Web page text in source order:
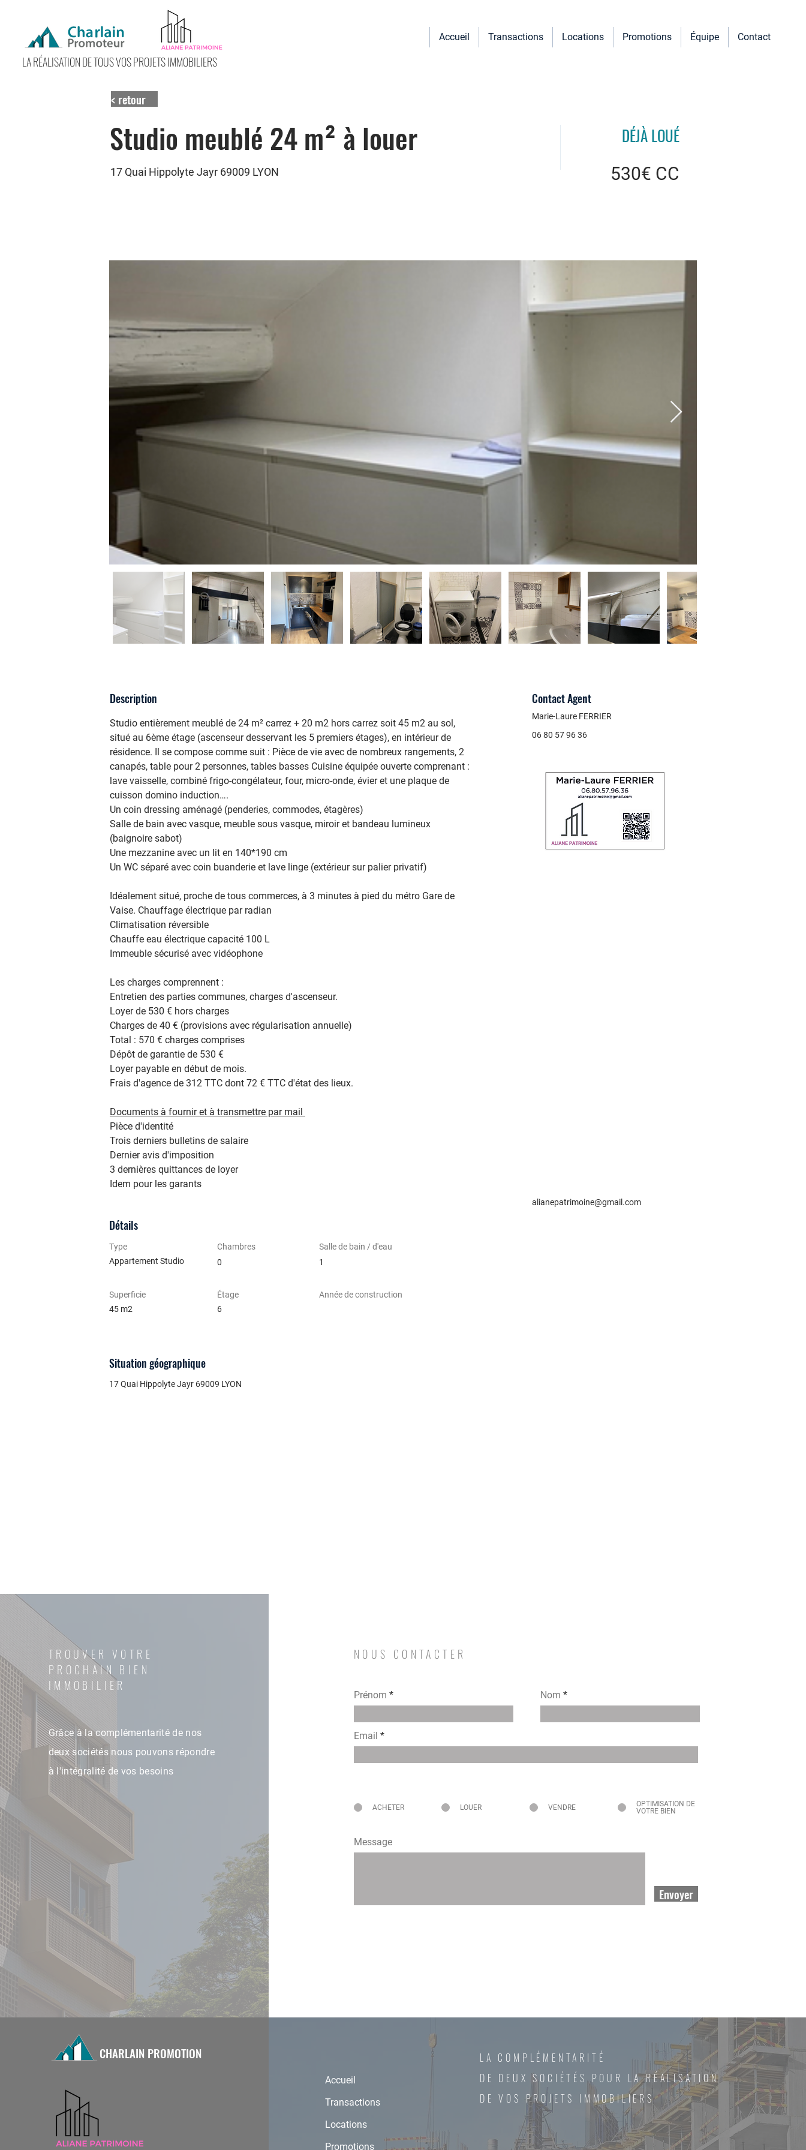
Accueil Transactions Locations Promotions Équipe Contact
LA RÉALISATION DE TOUS VOS PROJETS IMMOBILIERS
< retour
Studio meublé 24 m² à louer
17 Quai Hippolyte Jayr 69009 LYON
DÉJÀ LOUÉ
530€ CC
Description
Studio entièrement meublé de 24 m² carrez + 20 m2 hors carrez soit 45 m2 au sol,
situé au 6ème étage (ascenseur desservant les 5 premiers étages), en intérieur de
résidence. Il se compose comme suit : Pièce de vie avec de nombreux rangements, 2
canapés, table pour 2 personnes, tables basses Cuisine équipée ouverte comprenant :
lave vaisselle, combiné frigo-congélateur, four, micro-onde, évier et une plaque de
cuisson domino induction….
Un coin dressing aménagé (penderies, commodes, étagères)
Salle de bain avec vasque, meuble sous vasque, miroir et bandeau lumineux
(baignoire sabot)
Une mezzanine avec un lit en 140*190 cm
Un WC séparé avec coin buanderie et lave linge (extérieur sur palier privatif)
Idéalement situé, proche de tous commerces, à 3 minutes à pied du métro Gare de
Vaise. Chauffage électrique par radian
Climatisation réversible
Chauffe eau électrique capacité 100 L
Immeuble sécurisé avec vidéophone
Les charges comprennent :
Entretien des parties communes, charges d'ascenseur.
Loyer de 530 € hors charges
Charges de 40 € (provisions avec régularisation annuelle)
Total : 570 € charges comprises
Dépôt de garantie de 530 €
Loyer payable en début de mois.
Frais d'agence de 312 TTC dont 72 € TTC d'état des lieux.
Documents à fournir et à transmettre par mail
Pièce d'identité
Trois derniers bulletins de salaire
Dernier avis d'imposition
3 dernières quittances de loyer
Idem pour les garants
Contact Agent
Marie-Laure FERRIER
06 80 57 96 36
alianepatrimoine@gmail.com
Détails
Type
Appartement Studio
Chambres
0
Salle de bain / d'eau
1
Superficie
45 m2
Étage
6
Année de construction
Situation géographique
17 Quai Hippolyte Jayr 69009 LYON
TROUVER VOTRE
PROCHAIN BIEN
IMMOBILIER
Grâce à la complémentarité de nos
deux sociétés nous pouvons répondre
à l'intégralité de vos besoins
NOUS CONTACTER
Prénom Nom
Email
ACHETER LOUER VENDRE
OPTIMISATION DE
VOTRE BIEN
Message
Envoyer
CHARLAIN PROMOTION
Accueil
Transactions
Locations
Promotions
LA COMPLÉMENTARITÉ
DE DEUX SOCIÉTÉS POUR LA RÉALISATION
DE VOS PROJETS IMMOBILIERS